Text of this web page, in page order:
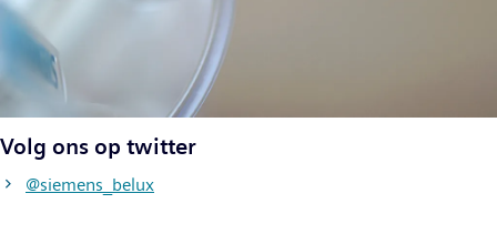
Volg ons op twitter
@siemens_belux